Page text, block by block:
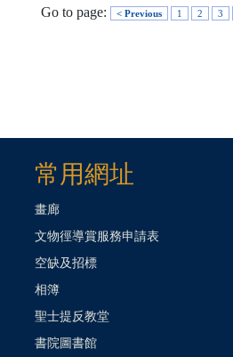
Go to page: < Previous 1 2 3
常用網址
畫廊
文物徑導賞服務申請表
空缺及招標
相簿
聖士提反教堂
書院圖書館